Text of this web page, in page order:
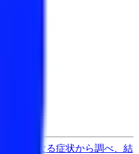
)
気になる症状から調べ、結